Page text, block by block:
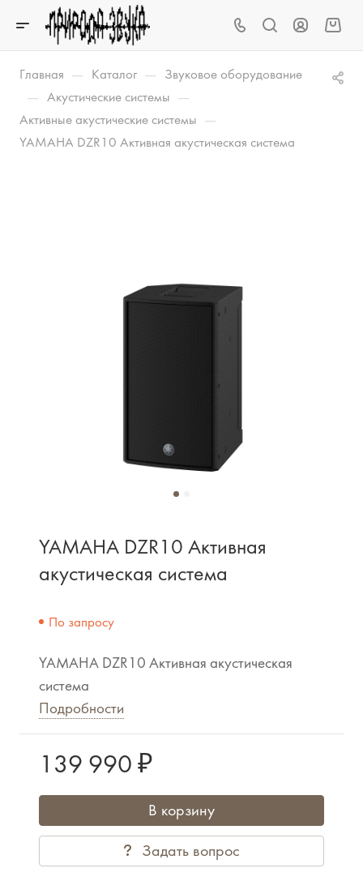
Главная — Каталог — Звуковое оборудование
— Акустические системы —
Активные акустические системы —
YAMAHA DZR10 Активная акустическая система
YAMAHA DZR10 Активная
акустическая система
По запросу
YAMAHA DZR10 Активная акустическая
система
Подробности
139 990 ₽
В корзину
Задать вопрос